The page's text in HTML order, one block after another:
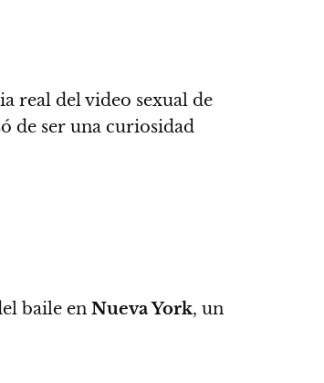
real del video sexual de
de ser una curiosidad
baile en Nueva York, un